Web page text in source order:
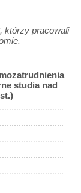
którzy pracowali
studia nad